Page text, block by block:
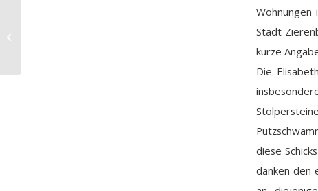
Stadt
kurze
Die
diese
danken den